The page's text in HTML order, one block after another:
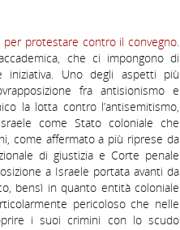
per protestare contro il convegno.
che ci impongono di
Uno degli aspetti più
fra antisionismo e
la lotta contro l’antisemitismo,
come Stato coloniale che
come affermato a più riprese da
di giustizia e Corte penale
a Israele portata avanti da
bensì in quanto entità coloniale
pericoloso che nelle
i suoi crimini con lo scudo